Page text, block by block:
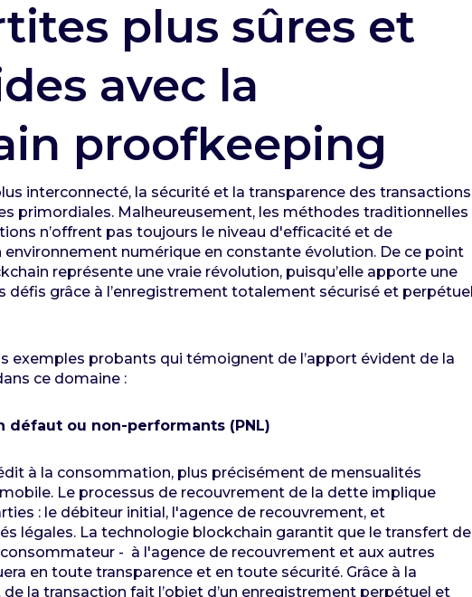
plus sûres et
avec la
proofkeeping
interconnecté, la sécurité et la transparence des transactions
primordiales. Malheureusement, les méthodes traditionnelles
n’offrent pas toujours le niveau d'efficacité et de
environnement numérique en constante évolution. De ce point
représente une vraie révolution, puisqu’elle apporte une
défis grâce à l’enregistrement totalement sécurisé et perpétuel
exemples probants qui témoignent de l’apport évident de la
ce domaine :
défaut ou non-performants (PNL)
à la consommation, plus précisément de mensualités
Le processus de recouvrement de la dette implique
: le débiteur initial, l'agence de recouvrement, et
légales. La technologie blockchain garantit que le transfert de
- à l'agence de recouvrement et aux autres
en toute transparence et en toute sécurité. Grâce à la
la transaction fait l’objet d’un enregistrement perpétuel et